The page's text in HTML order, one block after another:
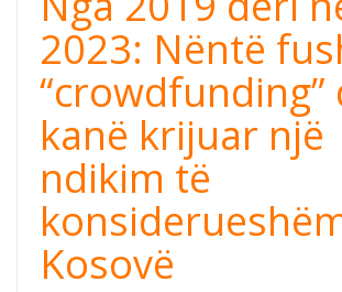
2023: Nëntë
“crowdfunding”
kanë krijuar një
ndikim të
Kosovë